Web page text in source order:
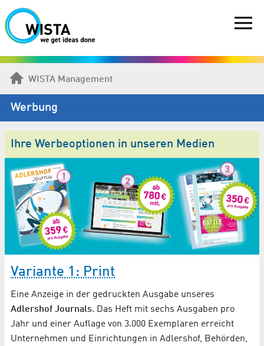
WISTA Management
Werbung
Ihre Werbeoptionen in unseren Medien
Variante 1: Print
Eine Anzeige in der gedruckten Ausgabe unseres
Adlershof Journals. Das Heft mit sechs Ausgaben pro
Jahr und einer Auflage von 3.000 Exemplaren erreicht
Unternehmen und Einrichtungen in Adlershof, Behörden,